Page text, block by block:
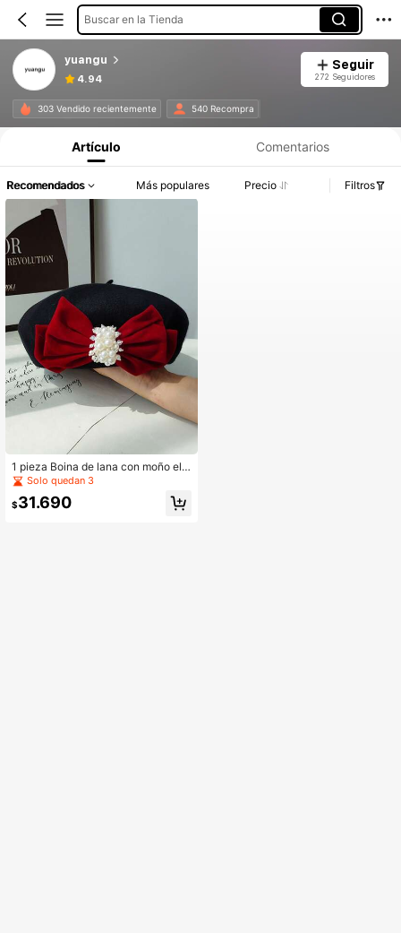
Buscar en la Tienda
yuangu
4.94
Seguir
272 Seguidores
303 Vendido recientemente 540 Recompra
Artículo Comentarios
Recomendados Más populares Precio Filtros
1 pieza Boina de lana con moño ele
gante, ideal para otoño/invierno y D
Solo quedan 3
$31.690